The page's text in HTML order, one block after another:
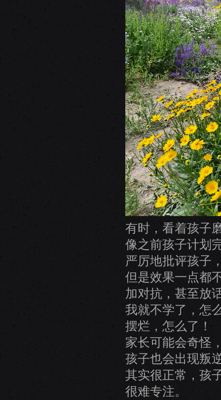
有时，看着孩子
像之前孩子计划
严厉地批评孩子
但是效果一点都
加对抗，甚至放
我就不学了，怎
摆烂，怎么了！
家长可能会奇怪
孩子也会出现叛
其实很正常，孩
很难专注。